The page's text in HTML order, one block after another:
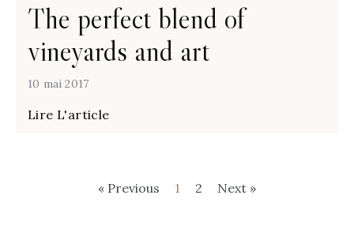
The perfect blend of
vineyards and art
10 mai 2017
Lire L'article
« Previous 1 2 Next »